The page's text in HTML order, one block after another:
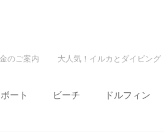
のご案内 大人気！イルカとダイビング
ボート ビーチ ドルフィン